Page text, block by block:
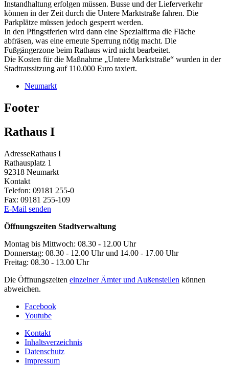
Instandhaltung erfolgen müssen. Busse und der Lieferverkehr
können in der Zeit durch die Untere Marktstraße fahren. Die
Parkplätze müssen jedoch gesperrt werden.
In den Pfingstferien wird dann eine Spezialfirma die Fläche
abfräsen, was eine erneute Sperrung nötig macht. Die
Fußgängerzone beim Rathaus wird nicht bearbeitet.
Die Kosten für die Maßnahme „Untere Marktstraße“ wurden in der
Stadtratssitzung auf 110.000 Euro taxiert.
Neumarkt
Footer
Rathaus I
AdresseRathaus I
Rathausplatz 1
92318 Neumarkt
Kontakt
Telefon: 09181 255-0
Fax: 09181 255-109
E-Mail senden
Öffnungszeiten Stadtverwaltung
Montag bis Mittwoch: 08.30 - 12.00 Uhr
Donnerstag: 08.30 - 12.00 Uhr und 14.00 - 17.00 Uhr
Freitag: 08.30 - 13.00 Uhr
Die Öffnungszeiten einzelner Ämter und Außenstellen können
abweichen.
Facebook
Youtube
Kontakt
Inhaltsverzeichnis
Datenschutz
Impressum